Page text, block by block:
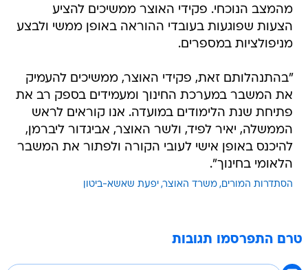
מהמצב הנוכחי. פקידי האוצר ממשיכים להציע
הצעות שפוגעות בעובדי ההוראה באופן ממשי ולבצע
מניפולציות במספרים.
"בהתנהלותם זאת, פקידי האוצר, ממשיכים להעמיק
את המשבר במערכת החינוך ומעמידים בספק רב את
פתיחת שנת הלימודים במועדה. אנו קוראים לראש
הממשלה, יאיר לפיד, ולשר האוצר, אביגדור ליברמן,
להיכנס באופן אישי לעובי הקורה ולפתור את המשבר
הלאומי בחינוך".
הסתדרות המורים משרד האוצר יפעת שאשא-ביטון
טרם התפרסמו תגובות